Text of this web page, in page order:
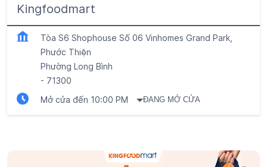
Kingfoodmart
Tòa S6 Shophouse Số 06 Vinhomes Grand Park,
Phước Thiện
Phường Long Bình
- 71300
Mở cửa đến 10:00 PM
ĐANG MỞ CỬA